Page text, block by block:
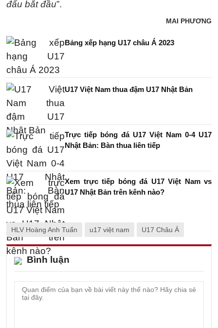
đấu bắt đầu”.
MAI PHƯƠNG
Bảng xếp hạng U17 châu Á 2023
U17 Việt Nam thua đậm U17 Nhật Bản
Trực tiếp bóng đá U17 Việt Nam 0-4 U17
Nhật Bản: Bàn thua liên tiếp
Xem trực tiếp bóng đá U17 Việt Nam vs
U17 Nhật Bản trên kênh nào?
HLV Hoàng Anh Tuấn u17 việt nam U17 Châu Á
Bình luận